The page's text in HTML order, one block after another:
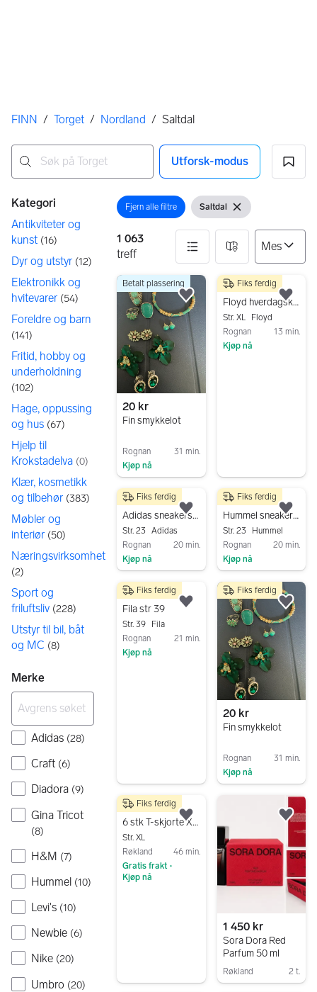
Her er du
FINN / Torget / Nordland / Saltdal
Utforsk-modus
Filtre
Kategori
Antikviteter og
kunst (16)
Dyr og utstyr (12)
Elektronikk og
hvitevarer (54)
Foreldre og barn
(141)
Fritid, hobby og
underholdning
(102)
Hage, oppussing
og hus (67)
Hjelp til
Krokstadelva (0)
Klær, kosmetikk
og tilbehør (383)
Møbler og
interiør (50)
Næringsvirksomhet
(2)
Sport og
friluftsliv (228)
Utstyr til bil, båt
og MC (8)
Merke
Adidas (28)
Craft (6)
Diadora (9)
Gina Tricot
(8)
H&M (7)
Hummel (10)
Levi's (10)
Newbie (6)
Nike (20)
Umbro (20)
Åpne filter
Fjern alle filtre Vis filter
Saltdal
Fjern filter
1 063
treff
1063 resultater
20 kr
Fin smykkelot
Rognan
31 min.
Kjøp nå
Betalt plassering
Legg til som favoritt.
220 kr
Floyd hverdagskjole XL flerfarget
Str. XL
Floyd
Rognan
13 min.
Kjøp nå
Fiks ferdig
50 kr
Adidas sneakers 23
Str. 23
Adidas
Rognan
20 min.
Kjøp nå
Fiks ferdig
Legg til som favoritt.
50 kr
Hummel sneakers str 23
Str. 23
Hummel
Rognan
20 min.
Kjøp nå
Fiks ferdig
500 kr
Fila str 39
Str. 39
Fila
Rognan
21 min.
Kjøp nå
Fiks ferdig
Legg til som favoritt.
20 kr
Fin smykkelot
Rognan
31 min.
Kjøp nå
Fiks ferdig
150 kr
6 stk T-skjorte XL svart herre selges samlet
Str. XL
Røkland
46 min.
Gratis frakt •
Kjøp nå
Fiks ferdig
Legg til som favoritt.
1 450 kr
Sora Dora Red
Parfum 50 ml
Røkland 2 t.